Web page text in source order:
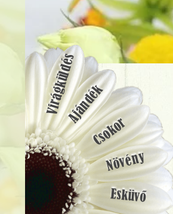
VirágküldésAjándék
Csokor
Növény
Esküvő